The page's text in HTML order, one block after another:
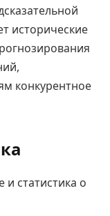
исторические
конкурентное
статистика о